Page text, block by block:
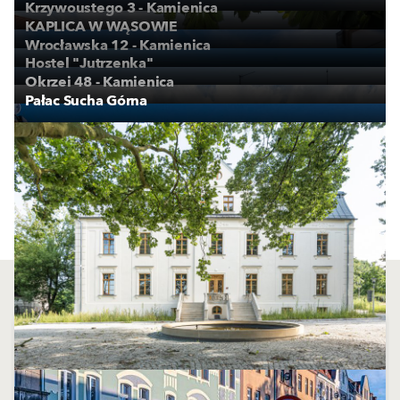
Krzywoustego 3 - Kamienica
KAPLICA W WĄSOWIE
Wrocławska 12 - Kamienica
Hostel "Jutrzenka"
Okrzei 48 - Kamienica
Pałac Sucha Górna
ПОКАЖИ ПОВЕЧЕ
Свързано съдържание